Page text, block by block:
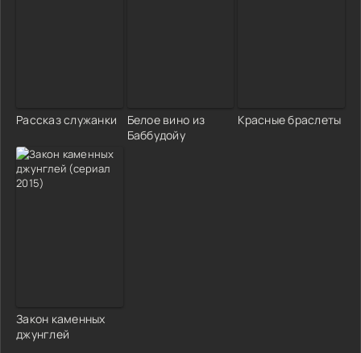
Рассказ служанки
Белое вино из
Баббудойу
Красные браслеты
Закон каменных
джунглей